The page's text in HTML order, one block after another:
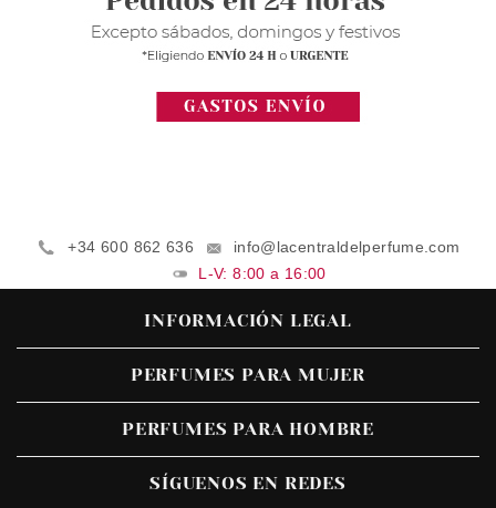
+34 600 862 636
info@lacentraldelperfume.com
L-V: 8:00 a 16:00
INFORMACIÓN LEGAL
PERFUMES PARA MUJER
PERFUMES PARA HOMBRE
SÍGUENOS EN REDES